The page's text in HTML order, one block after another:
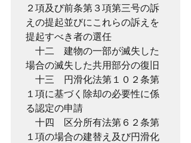
２項及び前条第３項第三号の訴
えの提起並びにこれらの訴えを
提起すべき者の選任
十二　建物の一部が滅失した
場合の滅失した共用部分の復旧
十三　円滑化法第１０２条第
１項に基づく除却の必要性に係
る認定の申請
十四　区分所有法第６２条第
１項の場合の建替え及び円滑化